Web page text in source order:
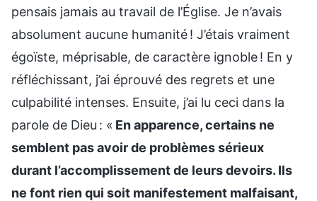
pensais jamais au travail de l’Église. Je n’avais
absolument aucune humanité ! J’étais vraiment
égoïste, méprisable, de caractère ignoble ! En y
réfléchissant, j’ai éprouvé des regrets et une
culpabilité intenses. Ensuite, j’ai lu ceci dans la
parole de Dieu : « En apparence, certains ne
semblent pas avoir de problèmes sérieux
durant l’accomplissement de leurs devoirs. Ils
ne font rien qui soit manifestement malfaisant,